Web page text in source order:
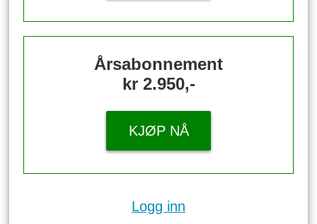
Årsabonnement
kr 2.950,-
KJØP NÅ
Logg inn